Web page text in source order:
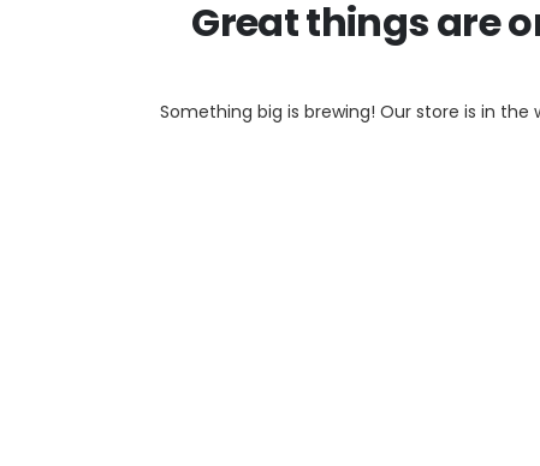
Great things are
Something big is brewing! Our store is in the